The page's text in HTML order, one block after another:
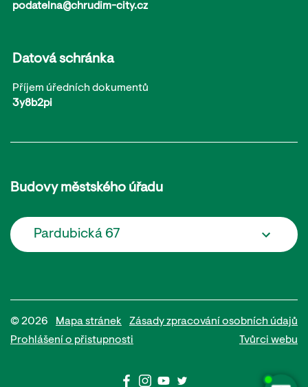
podatelna@chrudim-city.cz
Datová schránka
Příjem úředních dokumentů
3y8b2pi
Budovy městského úřadu
Pardubická 67
© 2026 Mapa stránek
Zásady zpracování osobních údajů
Prohlášení o přistupnosti
Tvůrci webu